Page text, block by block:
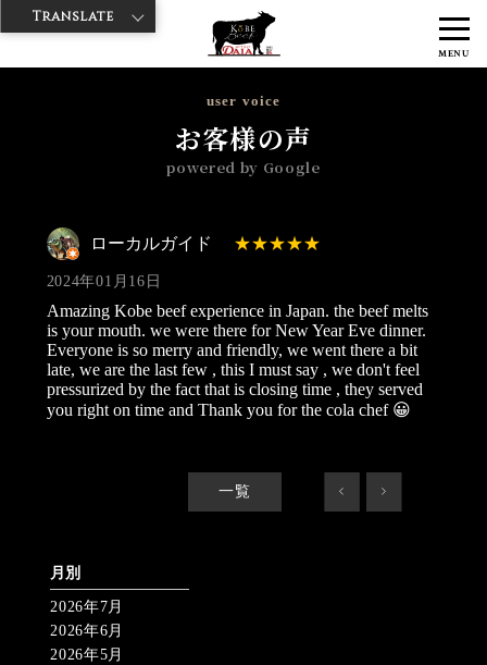
MENU
神戸牛ダイヤ > 神戸牛ダイア 浅草1号店
ローカ
user voice
お客様の声
powered by Google
ローカルガイド
2024年01月16日
Amazing Kobe beef experience in Japan. the beef melts
is your mouth. we were there for New Year Eve dinner.
Everyone is so merry and friendly, we went there a bit
late, we are the last few , this I must say , we don't feel
pressurized by the fact that is closing time , they served
you right on time and Thank you for the cola chef 😀
一覧 < >
月別
2026年7月
2026年6月
2026年5月
Translate